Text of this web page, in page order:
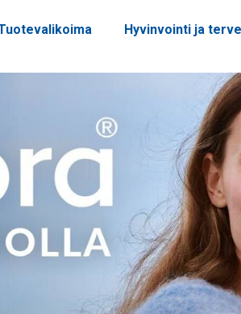
Hyvinvointi ja